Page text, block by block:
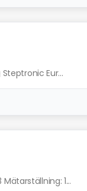
Eur...
1...